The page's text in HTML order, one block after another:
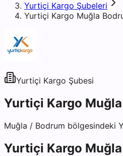
Yurtiçi Kargo Şubeleri
Yurtiçi Kargo Muğla
Yurtiçi Kargo Şubesi
Yurtiçi Kargo
Muğla / Bodrum bölgesindeki
Yurtiçi Kargo